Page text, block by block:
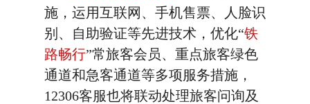
施，运用互联网、手机售票、人脸识
别、自助验证等先进技术，优化“铁
路畅行”常旅客会员、重点旅客绿色
通道和急客通道等多项服务措施，
12306客服也将联动处理旅客问询及